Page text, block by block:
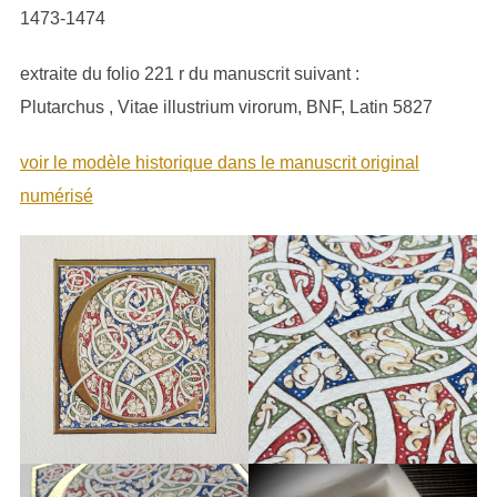
1473-1474
extraite du folio 221 r du manuscrit suivant :
Plutarchus , Vitae illustrium virorum, BNF, Latin 5827
voir le modèle historique dans le manuscrit original
numérisé